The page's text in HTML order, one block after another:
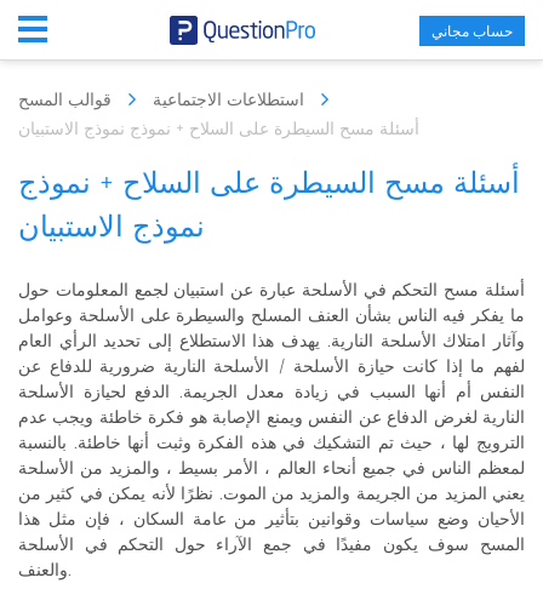
حساب مجاني
أسئلة مسح السيطرة على السلاح + نموذج نموذج الاستبيان
أسئلة مسح السيطرة على السلاح + نموذج
نموذج الاستبيان
أسئلة مسح التحكم في الأسلحة عبارة عن استبيان لجمع المعلومات حول
ما يفكر فيه الناس بشأن العنف المسلح والسيطرة على الأسلحة وعوامل
وآثار امتلاك الأسلحة النارية. يهدف هذا الاستطلاع إلى تحديد الرأي العام
لفهم ما إذا كانت حيازة الأسلحة / الأسلحة النارية ضرورية للدفاع عن
النفس أم أنها السبب في زيادة معدل الجريمة. الدفع لحيازة الأسلحة
النارية لغرض الدفاع عن النفس ويمنع الإصابة هو فكرة خاطئة ويجب عدم
الترويج لها ، حيث تم التشكيك في هذه الفكرة وثبت أنها خاطئة. بالنسبة
لمعظم الناس في جميع أنحاء العالم ، الأمر بسيط ، والمزيد من الأسلحة
يعني المزيد من الجريمة والمزيد من الموت. نظرًا لأنه يمكن في كثير من
الأحيان وضع سياسات وقوانين بتأثير من عامة السكان ، فإن مثل هذا
المسح سوف يكون مفيدًا في جمع الآراء حول التحكم في الأسلحة
والعنف.